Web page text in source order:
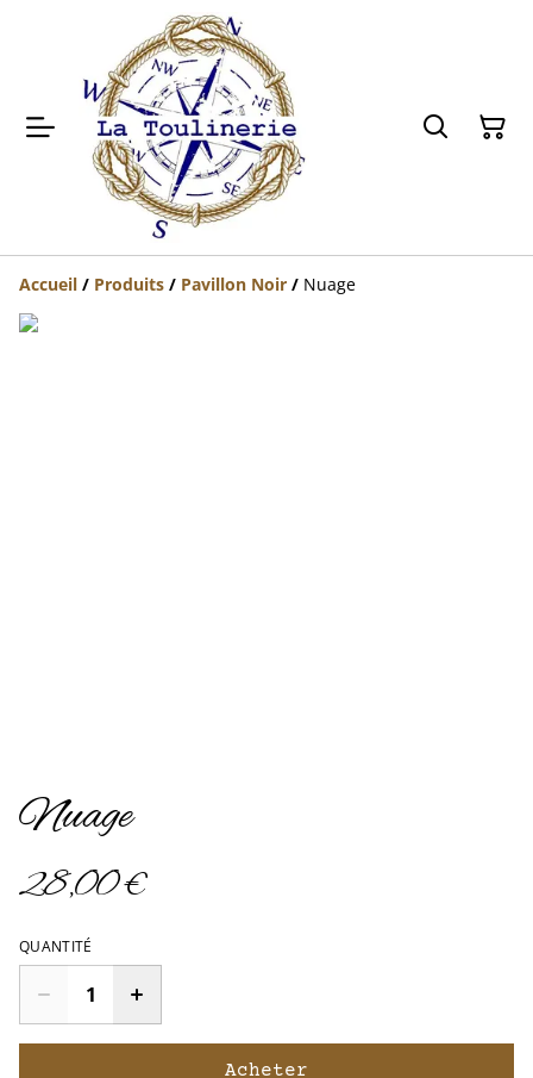
Accueil / Produits / Pavillon Noir / Nuage
Nuage
28,00 €
QUANTITÉ
Acheter